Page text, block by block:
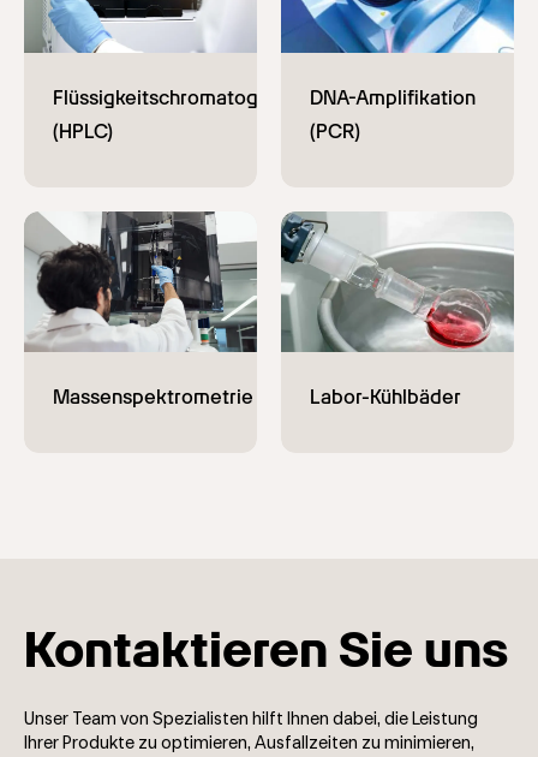
Kontaktieren Sie uns
Unser Team von Spezialisten hilft Ihnen dabei, die Leistung
Ihrer Produkte zu optimieren, Ausfallzeiten zu minimieren,